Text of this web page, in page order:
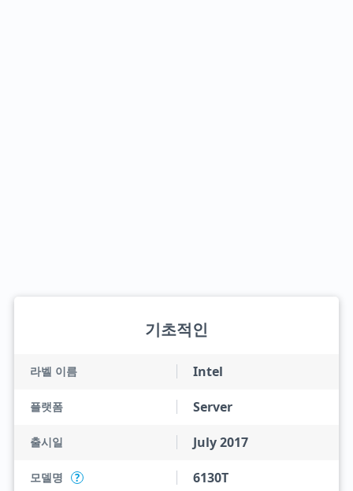
기초적인
라벨 이름 Intel
플랫폼 Server
출시일 July 2017
모델명 ? 6130T